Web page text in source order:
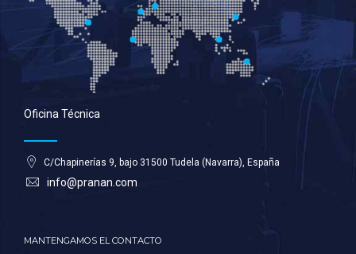
Oficina Técnica
C/Chapinerías 9, bajo 31500 Tudela (Navarra), España
info@pranan.com
MANTENGAMOS EL CONTACTO